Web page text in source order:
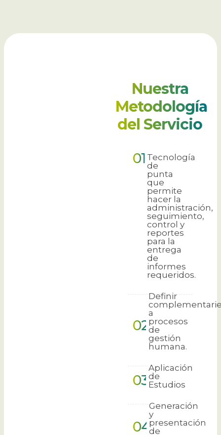
Nuestra
Metodología
delServicio
01 Tecnología
de
punta
que
permite
hacer la
administración,
seguimiento,
control y
reportes
para la
entrega
de
informes
requeridos.
02
Definir
a
procesos
de
gestión
humana.
03
Aplicación
de
Estudios
04
Generación
y
presentación
de